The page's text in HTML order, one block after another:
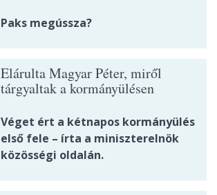
Paks megússza?
Elárulta Magyar Péter, miről
tárgyaltak a kormányülésen
Véget ért a kétnapos kormányülés
első fele – írta a miniszterelnök
közösségi oldalán.